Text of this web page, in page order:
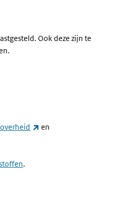
Ook deze zijn te
link) (externe link)
en
.